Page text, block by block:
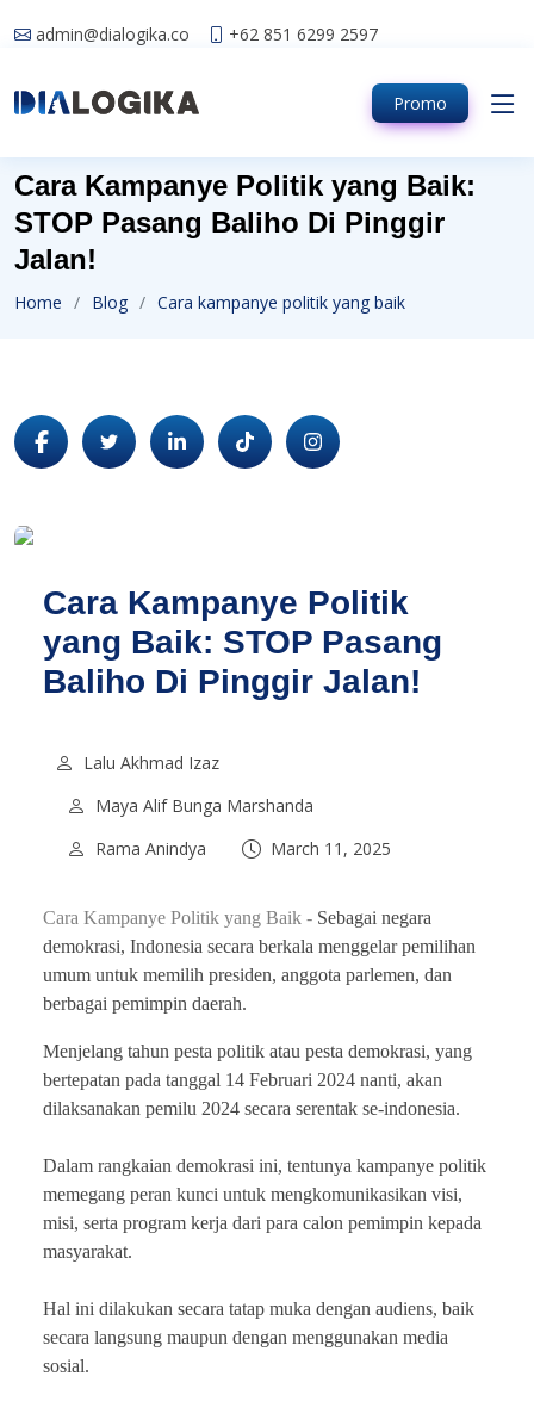
admin@dialogika.co +62 851 6299 2597
Promo
Cara Kampanye Politik yang Baik:
STOP Pasang Baliho Di Pinggir
Jalan!
Home Blog Cara kampanye politik yang baik
Cara Kampanye Politik
yang Baik: STOP Pasang
Baliho Di Pinggir Jalan!
Lalu Akhmad Izaz
Maya Alif Bunga Marshanda
Rama Anindya
March 11, 2025
Cara Kampanye Politik yang Baik - Sebagai negara
demokrasi, Indonesia secara berkala menggelar pemilihan
umum untuk memilih presiden, anggota parlemen, dan
berbagai pemimpin daerah.
Menjelang tahun pesta politik atau pesta demokrasi, yang
bertepatan pada tanggal 14 Februari 2024 nanti, akan
dilaksanakan pemilu 2024 secara serentak se-indonesia.
Dalam rangkaian demokrasi ini, tentunya kampanye politik
memegang peran kunci untuk mengkomunikasikan visi,
misi, serta program kerja dari para calon pemimpin kepada
masyarakat.
Hal ini dilakukan secara tatap muka dengan audiens, baik
secara langsung maupun dengan menggunakan media
sosial.